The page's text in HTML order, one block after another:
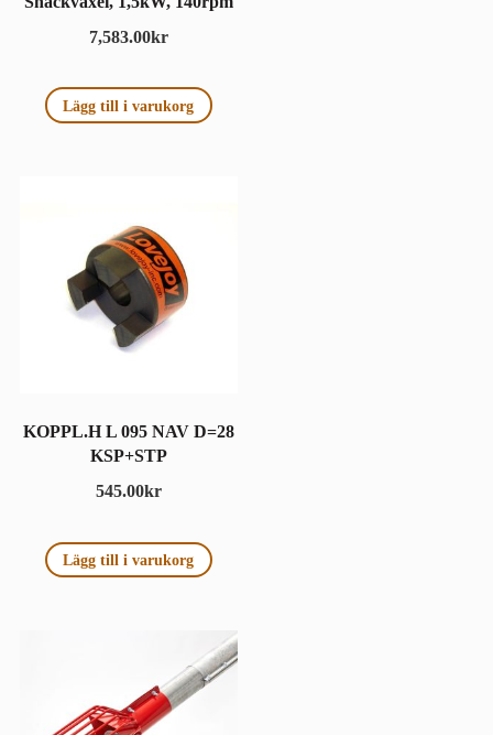
7,583.00kr
Lägg till i varukorg
KOPPL.H L 095 NAV D=28
KSP+STP
545.00kr
Lägg till i varukorg